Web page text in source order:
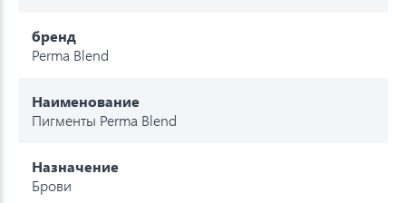
бренд
Perma Blend
Наименование
Пигменты Perma Blend
Назначение
Брови